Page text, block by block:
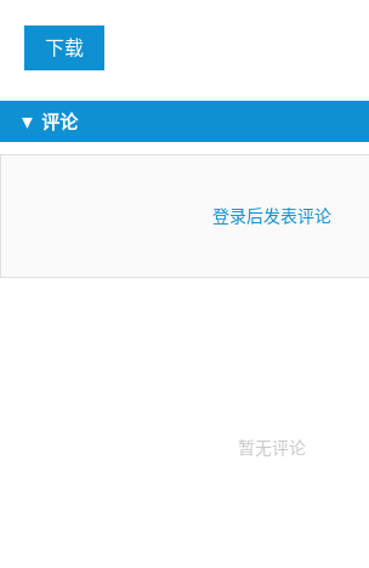
下载
▼ 评论
登录后发表评论
暂无评论